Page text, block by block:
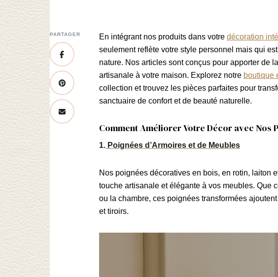
PARTAGER En intégrant nos produits dans votre décoration
seulement reflète votre style personnel mais qui
nature. Nos articles sont conçus pour apporter de
artisanale à votre maison. Explorez notre boutique
collection et trouvez les pièces parfaites pour
sanctuaire de confort et de beauté naturelle.
Comment Améliorer Votre Décor avec Nos
1.Poignées d’Armoires et de Meubles
Nos poignées décoratives en bois, en rotin, laiton
touche artisanale et élégante à vos meubles. Que
ou la chambre, ces poignées transformées
et tiroirs.